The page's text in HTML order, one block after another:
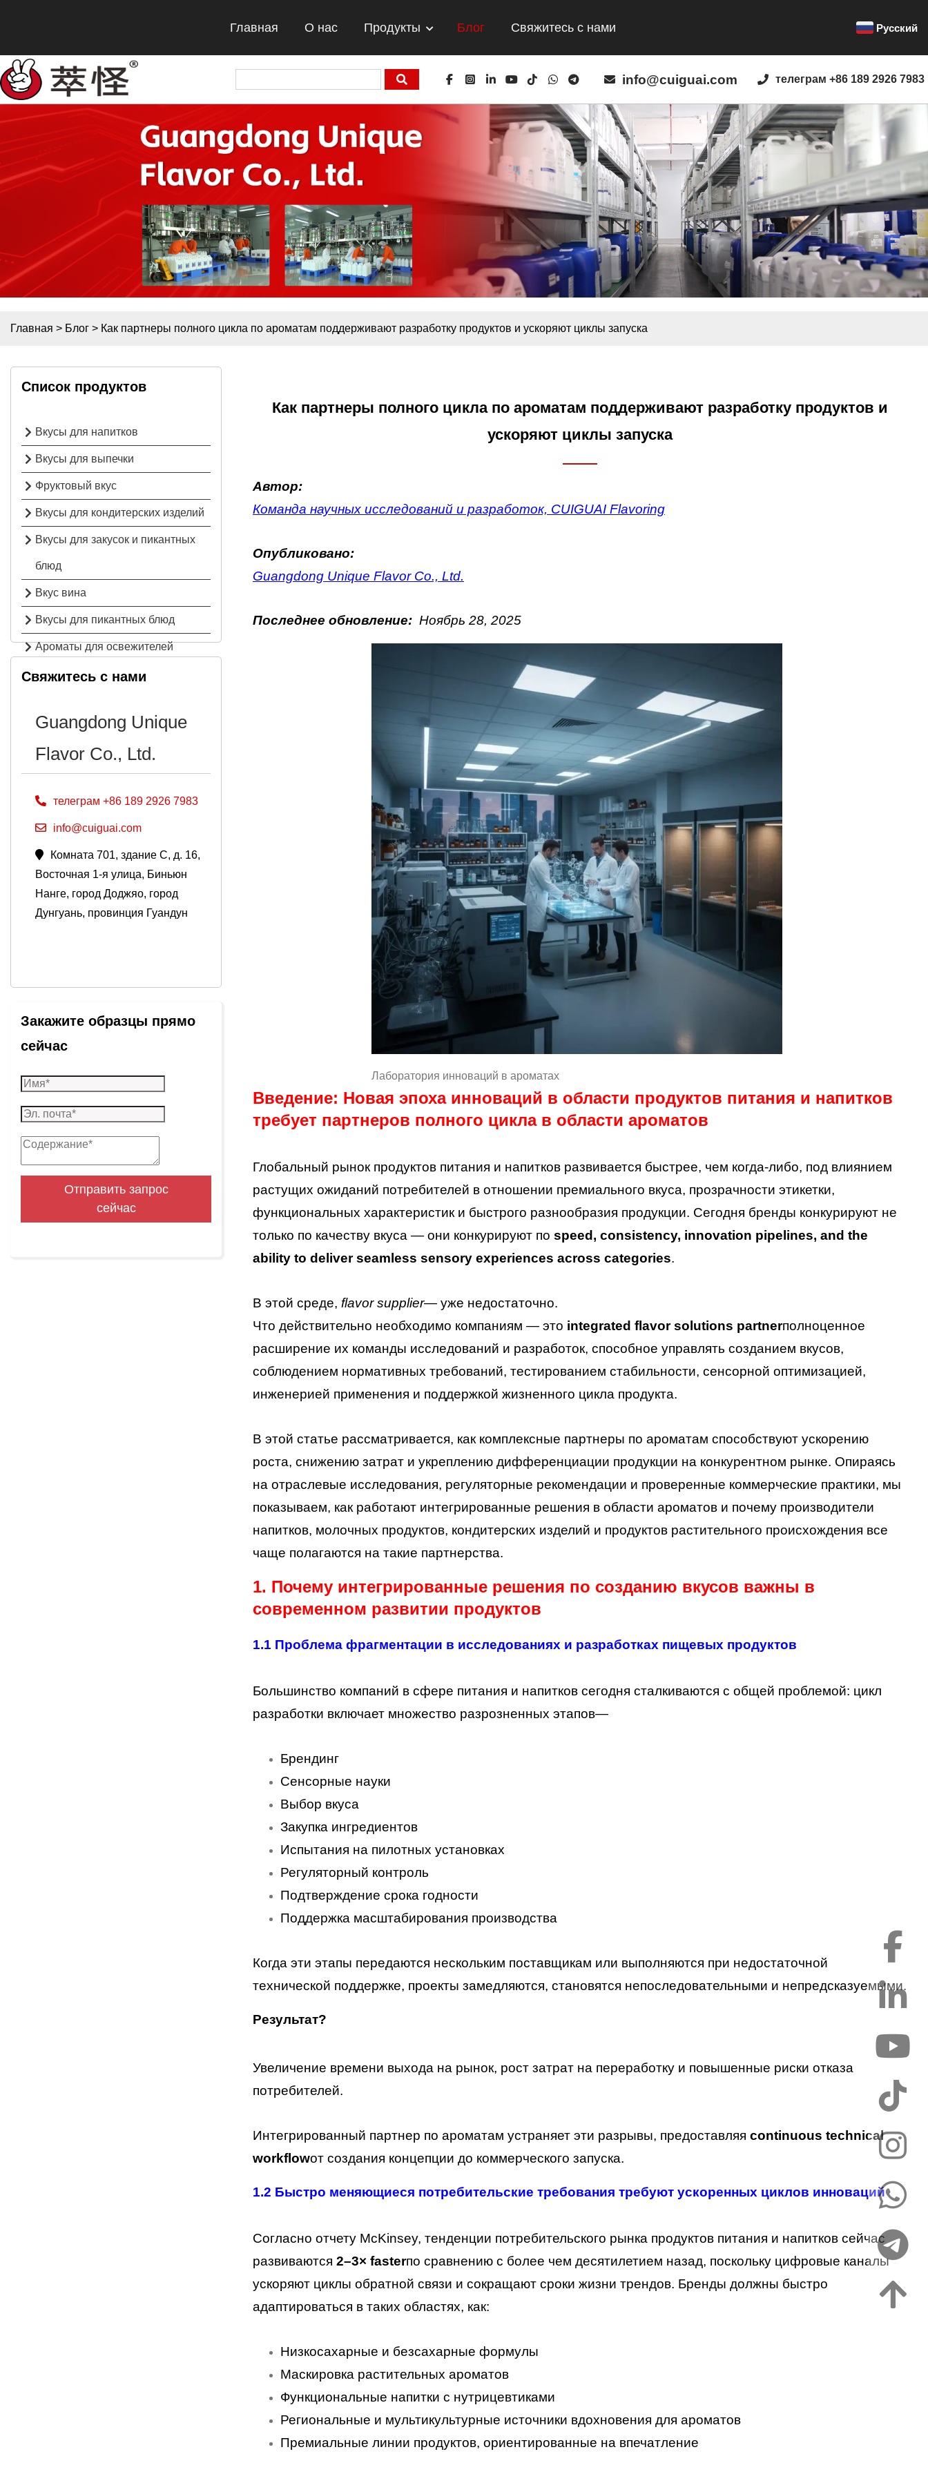
Главная О нас Продукты Блог Свяжитесь с нами Русский
info@cuiguai.com телеграм +86 189 2926 7983
Главная > Блог > Как партнеры полного цикла по ароматам поддерживают разработку продуктов и ускоряют циклы запуска
Список продуктов
Вкусы для напитков
Вкусы для выпечки
Фруктовый вкус
Вкусы для кондитерских изделий
Вкусы для закусок и пикантных
блюд
Вкус вина
Вкусы для пикантных блюд
Ароматы для освежителей
воздуха
Свяжитесь с нами
Guangdong Unique
Flavor Co., Ltd.
телеграм +86 189 2926 7983
info@cuiguai.com
Комната 701, здание C, д. 16,
Восточная 1-я улица, Биньюн
Нанге, город Доджяо, город
Дунгуань, провинция Гуандун
Закажите образцы прямо
сейчас
Отправить запрос
сейчас
Как партнеры полного цикла по ароматам поддерживают разработку продуктов и
ускоряют циклы запуска
Автор:
Команда научных исследований и разработок, CUIGUAI Flavoring
Опубликовано:
Guangdong Unique Flavor Co., Ltd.
Последнее обновление: Ноябрь 28, 2025
Лаборатория инноваций в ароматах
Введение: Новая эпоха инноваций в области продуктов питания и напитков
требует партнеров полного цикла в области ароматов
Глобальный рынок продуктов питания и напитков развивается быстрее, чем когда-либо, под влиянием
растущих ожиданий потребителей в отношении премиального вкуса, прозрачности этикетки,
функциональных характеристик и быстрого разнообразия продукции. Сегодня бренды конкурируют не
только по качеству вкуса — они конкурируют по speed, consistency, innovation pipelines, and the
ability to deliver seamless sensory experiences across categories.
В этой среде, flavor supplier— уже недостаточно.
Что действительно необходимо компаниям — это integrated flavor solutions partnerполноценное
расширение их команды исследований и разработок, способное управлять созданием вкусов,
соблюдением нормативных требований, тестированием стабильности, сенсорной оптимизацией,
инженерией применения и поддержкой жизненного цикла продукта.
В этой статье рассматривается, как комплексные партнеры по ароматам способствуют ускорению
роста, снижению затрат и укреплению дифференциации продукции на конкурентном рынке. Опираясь
на отраслевые исследования, регуляторные рекомендации и проверенные коммерческие практики, мы
показываем, как работают интегрированные решения в области ароматов и почему производители
напитков, молочных продуктов, кондитерских изделий и продуктов растительного происхождения все
чаще полагаются на такие партнерства.
1. Почему интегрированные решения по созданию вкусов важны в
современном развитии продуктов
1.1 Проблема фрагментации в исследованиях и разработках пищевых продуктов
Большинство компаний в сфере питания и напитков сегодня сталкиваются с общей проблемой: цикл
разработки включает множество разрозненных этапов—
Брендинг
Сенсорные науки
Выбор вкуса
Закупка ингредиентов
Испытания на пилотных установках
Регуляторный контроль
Подтверждение срока годности
Поддержка масштабирования производства
Когда эти этапы передаются нескольким поставщикам или выполняются при недостаточной
технической поддержке, проекты замедляются, становятся непоследовательными и непредсказуемыми.
Результат?
Увеличение времени выхода на рынок, рост затрат на переработку и повышенные риски отказа
потребителей.
Интегрированный партнер по ароматам устраняет эти разрывы, предоставляя continuous technical
workflowот создания концепции до коммерческого запуска.
1.2 Быстро меняющиеся потребительские требования требуют ускоренных циклов инноваций
Согласно отчету McKinsey, тенденции потребительского рынка продуктов питания и напитков сейчас
развиваются 2–3× fasterпо сравнению с более чем десятилетием назад, поскольку цифровые каналы
ускоряют циклы обратной связи и сокращают сроки жизни трендов. Бренды должны быстро
адаптироваться в таких областях, как:
Низкосахарные и безсахарные формулы
Маскировка растительных ароматов
Функциональные напитки с нутрицевтиками
Региональные и мультикультурные источники вдохновения для ароматов
Премиальные линии продуктов, ориентированные на впечатление